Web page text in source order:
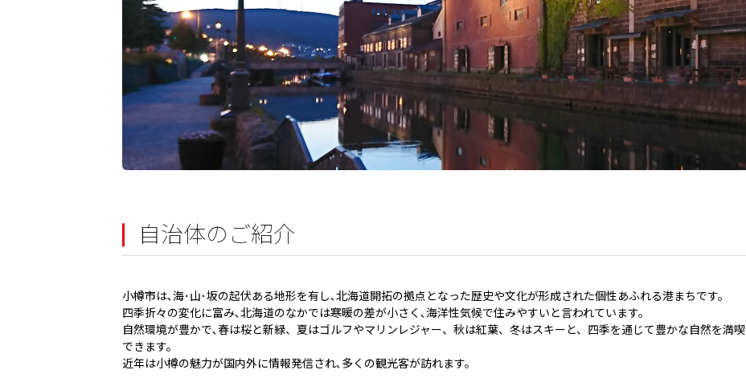
自治体のご紹介
小樽市は､海･山･坂の起伏ある地形を有し､北海道開拓の拠点となった歴史や文化が形成された個性あふれる港まちです。
四季折々の変化に富み､北海道のなかでは寒暖の差が小さく､海洋性気候で住みやすいと言われています。
自然環境が豊かで､春は桜と新緑、夏はゴルフやマリンレジャー、秋は紅葉、冬はスキーと、四季を通じて豊かな自然を満喫
できます。
近年は小樽の魅力が国内外に情報発信され､多くの観光客が訪れます。